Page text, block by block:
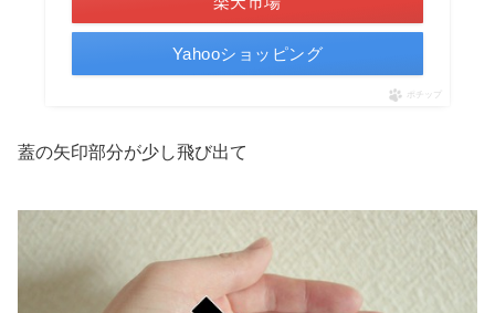
Yahooショッピング
ポチップ
蓋の矢印部分が少し飛び出て